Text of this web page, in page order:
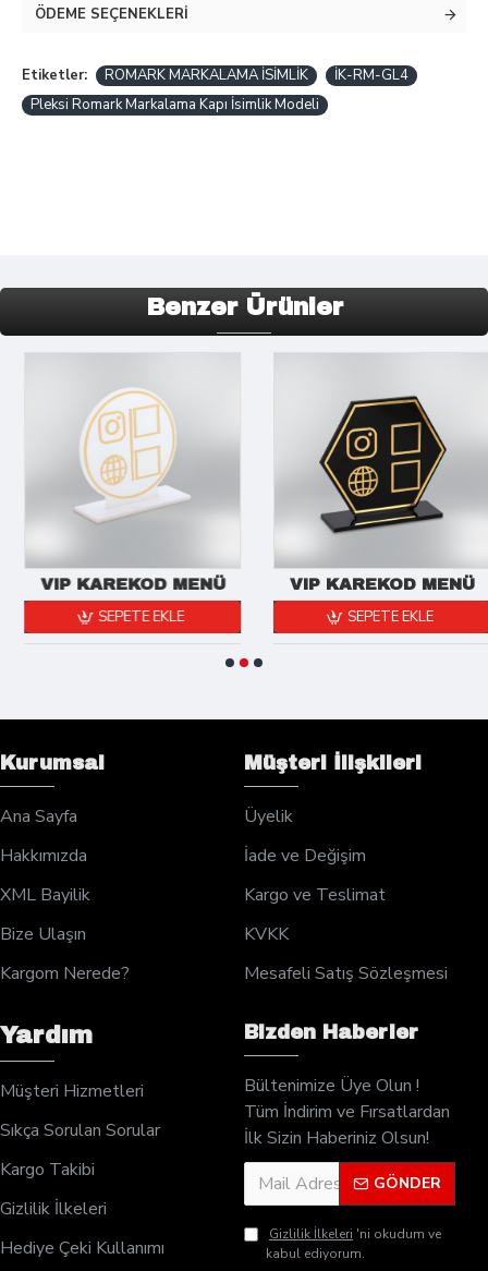
ÖDEME SEÇENEKLERI
Etiketler: ROMARK MARKALAMA İSİMLİK
İK-RM-GL4
Pleksi Romark Markalama Kapı İsimlik Modeli
Benzer Ürünler
VIP KAREKOD MENÜ
SEPETE EKLE
VIP KAREKOD MENÜ
SEPETE EKLE
Kurumsal
Ana Sayfa
Hakkımızda
XML Bayilik
Bize Ulaşın
Kargom Nerede?
Müşteri İlişkileri
Üyelik
İade ve Değişim
Kargo ve Teslimat
KVKK
Mesafeli Satış Sözleşmesi
Yardım
Müşteri Hizmetleri
Sıkça Sorulan Sorular
Kargo Takibi
Gizlilik İlkeleri
Hediye Çeki Kullanımı
Bizden Haberler
Bültenimize Üye Olun !
Tüm İndirim ve Fırsatlardan
İlk Sizin Haberiniz Olsun!
GÖNDER
Gizlilik İlkeleri 'ni okudum ve
kabul ediyorum.